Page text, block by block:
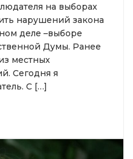
на выборах
нарушений закона
деле –выборе
Думы. Ранее
местных
Сегодня я
С […]